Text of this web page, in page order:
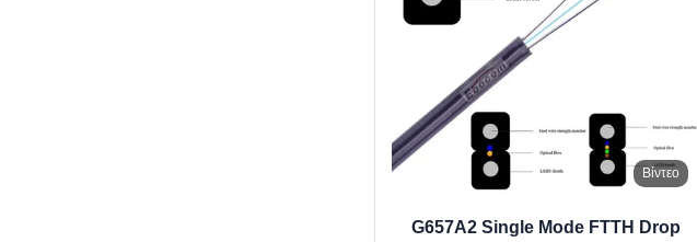
Βίντεο
G657A2 Single Mode FTTH Drop